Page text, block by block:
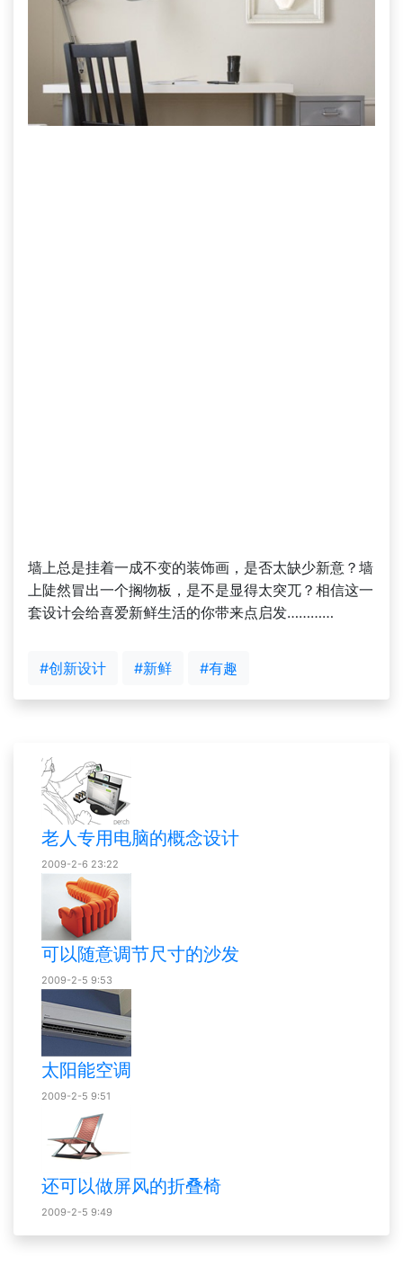
墙上总是挂着一成不变的装饰画，是否太缺少新意？墙
上陡然冒出一个搁物板，是不是显得太突兀？相信这一
套设计会给喜爱新鲜生活的你带来点启发…………
#创新设计 #新鲜 #有趣
老人专用电脑的概念设计
2009-2-6 23:22
可以随意调节尺寸的沙发
2009-2-5 9:53
太阳能空调
2009-2-5 9:51
还可以做屏风的折叠椅
2009-2-5 9:49